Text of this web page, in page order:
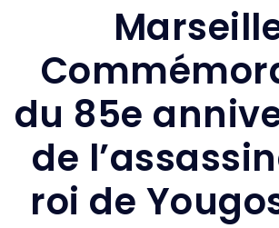
du 85e
de
roi de